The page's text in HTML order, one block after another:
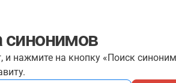
синонимов
и нажмите на кнопку «Поиск